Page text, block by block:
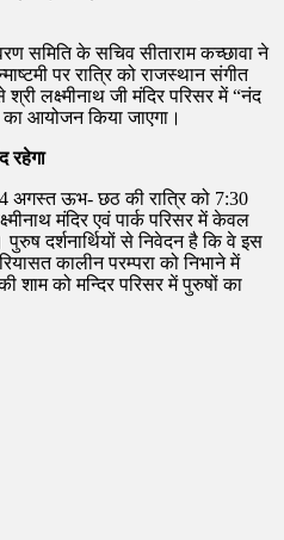
समिति के सचिव सीताराम कच्छावा ने
पर रात्रि को राजस्थान संगीत
लक्ष्मीनाथ जी मंदिर परिसर में “नंद
आयोजन किया जाएगा।
रहेगा
अगस्त ऊभ- छठ की रात्रि को 7:30
मंदिर एवं पार्क परिसर में केवल
दर्शनार्थियों से निवेदन है कि वे इस
कालीन परम्परा को निभाने में
शाम को मन्दिर परिसर में पुरुषों का